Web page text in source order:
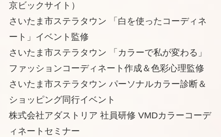
京ビックサイト）
さいたま市ステラタウン 「白を使ったコーディネ
ート」イベント監修
さいたま市ステラタウン 「カラーで私が変わる」
ファッションコーディネート作成＆色彩心理監修
さいたま市ステラタウン パーソナルカラー診断＆
ショッピング同行イベント
株式会社アダストリア 社員研修 VMDカラーコーデ
ィネートセミナー